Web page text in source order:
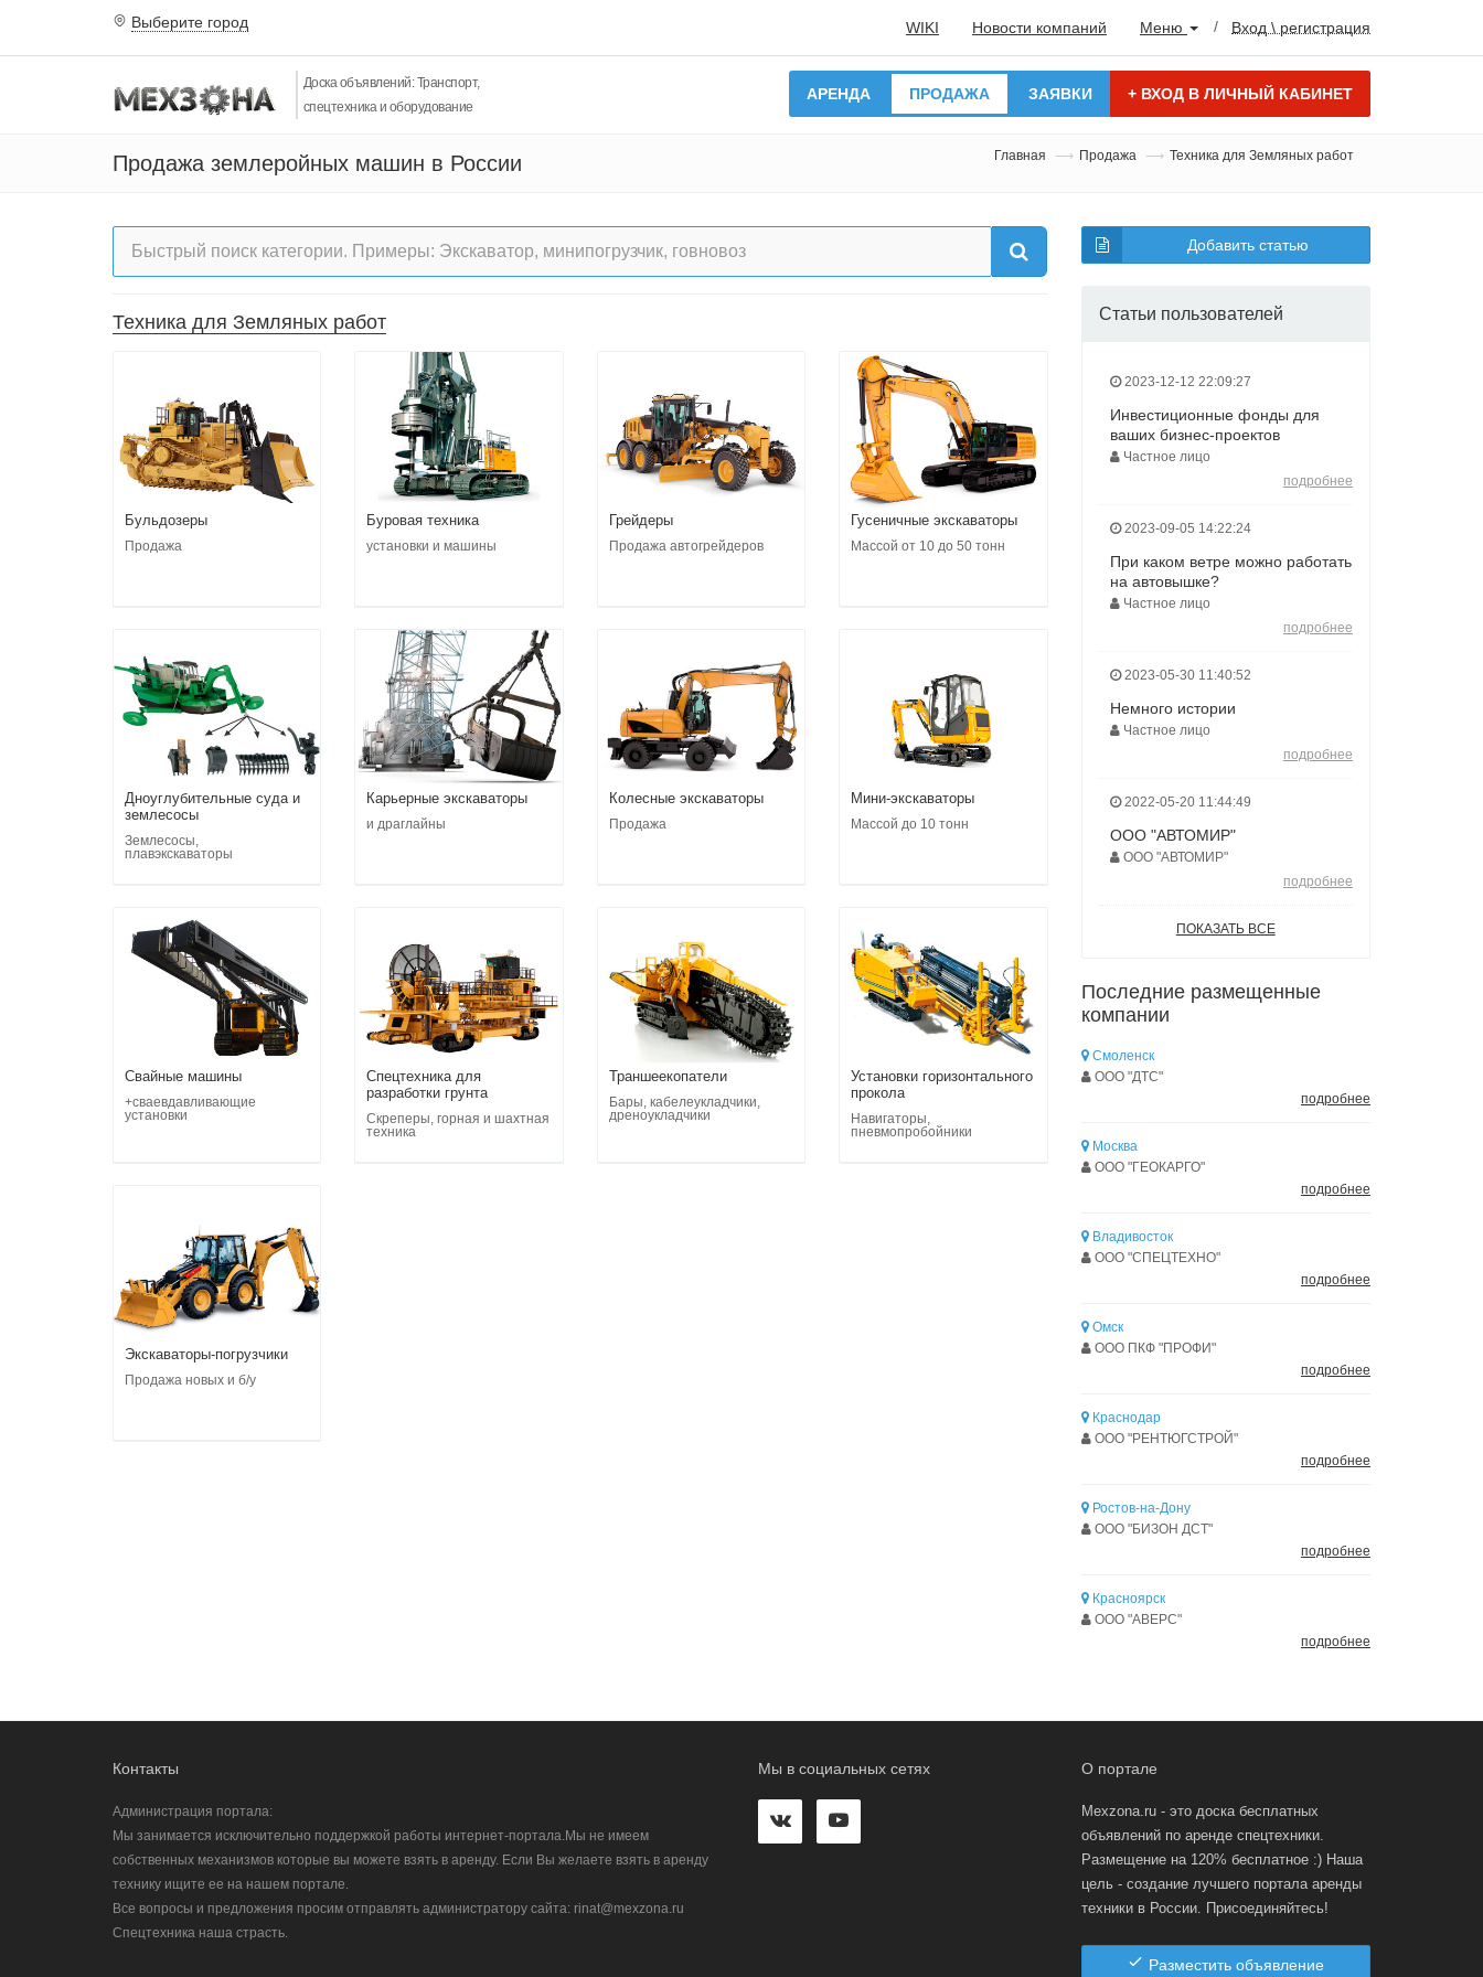
Выберите город WIKI Новости компаний Меню Вход \ регистрация
Доска объявлений: Транспорт,
спецтехника и оборудование
АРЕНДА ПРОДАЖА ЗАЯВКИ + ВХОД В ЛИЧНЫЙ КАБИНЕТ
Продажа землеройных машин в России Главная Продажа Техника для Земляных работ
Техника для Земляных работ
Бульдозеры
Продажа
Буровая техника
установки и машины
Грейдеры
Продажа автогрейдеров
Гусеничные экскаваторы
Массой от 10 до 50 тонн
Дноуглубительные суда и
землесосы
Землесосы,
плавэкскаваторы
Карьерные экскаваторы
и драглайны
Колесные экскаваторы
Продажа
Мини-экскаваторы
Массой до 10 тонн
Свайные машины
+сваевдавливающие
установки
Спецтехника для
разработки грунта
Скреперы, горная и шахтная
техника
Траншеекопатели
Бары, кабелеукладчики,
дреноукладчики
Установки горизонтального
прокола
Навигаторы,
пневмопробойники
Экскаваторы-погрузчики
Продажа новых и б/у
Добавить статью
Статьи пользователей
2023-12-12 22:09:27
Инвестиционные фонды для
ваших бизнес-проектов
Частное лицо
подробнее
2023-09-05 14:22:24
При каком ветре можно работать
на автовышке?
Частное лицо
подробнее
2023-05-30 11:40:52
Немного истории
Частное лицо
подробнее
2022-05-20 11:44:49
ООО "АВТОМИР"
ООО "АВТОМИР"
подробнее
ПОКАЗАТЬ ВСЕ
Последние размещенные
компании
Смоленск
ООО "ДТС"
подробнее
Москва
ООО "ГЕОКАРГО"
подробнее
Владивосток
ООО "СПЕЦТЕХНО"
подробнее
Омск
ООО ПКФ "ПРОФИ"
подробнее
Краснодар
ООО "РЕНТЮГСТРОЙ"
подробнее
Ростов-на-Дону
ООО "БИЗОН ДСТ"
подробнее
Красноярск
ООО "АВЕРС"
подробнее
Контакты
Администрация портала:
Мы занимается исключительно поддержкой работы интернет-портала.Мы не имеем
собственных механизмов которые вы можете взять в аренду. Если Вы желаете взять в аренду
технику ищите ее на нашем портале.
Все вопросы и предложения просим отправлять администратору сайта: rinat@mexzona.ru
Спецтехника наша страсть.
Мы в социальных сетях О портале
Mexzona.ru - это доска бесплатных
объявлений по аренде спецтехники.
Размещение на 120% бесплатное :) Наша
цель - создание лучшего портала аренды
техники в России. Присоединяйтесь!
Разместить объявление